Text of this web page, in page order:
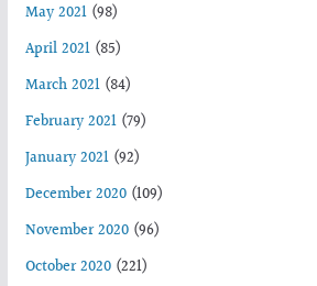
May 2021(98)
April 2021(85)
March 2021(84)
February 2021(79)
January 2021(92)
December 2020(109)
November 2020(96)
October 2020(221)